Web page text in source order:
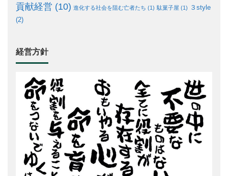
貢献経営 (10) 進化する社会を阻む亡者たち (1) 駄菓子屋 (1)
３style
(2)
経営方針